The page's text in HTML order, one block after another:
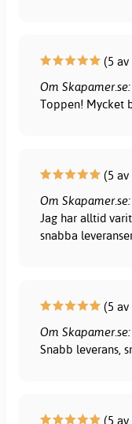
(5 av
Om Skapamer.se:
Toppen! Mycket
(5
Om Skapamer.se:
Jag har alltid
snabba
(5 av
Om Skapamer.se:
Snabb leverans,
(5 av